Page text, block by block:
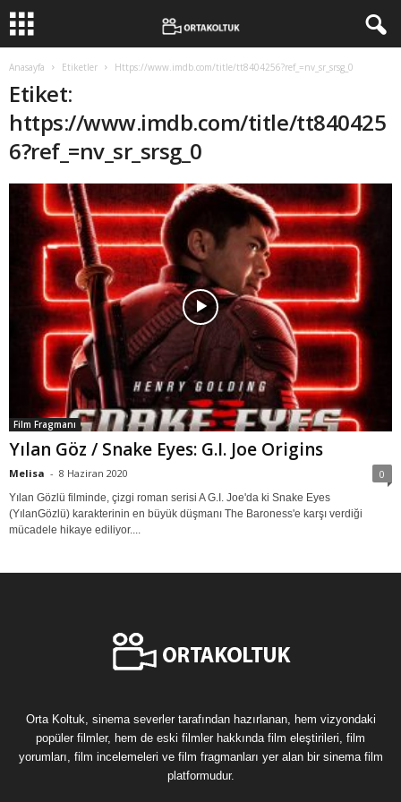
Anasayfa Etiketler Https://www.imdb.com/title/tt8404256?ref_=nv_sr_srsg_0
Etiket:
https://www.imdb.com/title/tt840425
6?ref_=nv_sr_srsg_0
Film Fragmanı
Yılan Göz / Snake Eyes: G.I. Joe Origins
Melisa - 8 Haziran 2020 0
Yılan Gözlü filminde, çizgi roman serisi A G.I. Joe'da ki Snake Eyes
(YılanGözlü) karakterinin en büyük düşmanı The Baroness'e karşı verdiği
mücadele hikaye ediliyor....
Orta Koltuk, sinema severler tarafından hazırlanan, hem vizyondaki
popüler filmler, hem de eski filmler hakkında film eleştirileri, film
yorumları, film incelemeleri ve film fragmanları yer alan bir sinema film
platformudur.